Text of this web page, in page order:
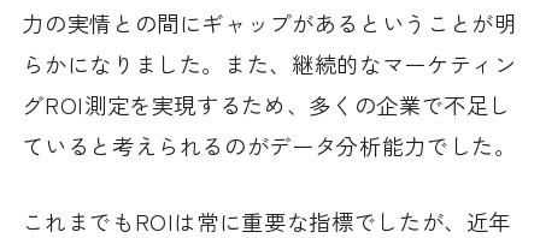
力の実情との間にギャップがあるということが明
らかになりました。また、継続的なマーケティン
グROI測定を実現するため、多くの企業で不足し
ていると考えられるのがデータ分析能力でした。
これまでもROIは常に重要な指標でしたが、近年